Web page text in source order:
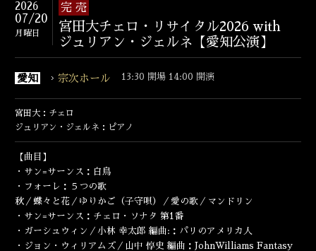
INFORMATION
BIOGRAPHY
DISCOGRAPHY
2026
07/20
月曜日
完 売
宮田大チェロ・リサイタル2026 with
ジュリアン・ジェルネ【愛知公演】
愛知 宗次ホール 13:30 開場 14:00 開演
宮田大：チェロ
ジュリアン・ジェルネ：ピアノ
【曲目】
・サン=サーンス：白鳥
・フォーレ：５つの歌
秋／蝶々と花／ゆりかご（子守唄）／愛の歌／マンドリン
・サン=サーンス：チェロ・ソナタ 第1番
・ガーシュウィン／小林 幸太郎 編曲:：パリのアメリカ人
・ジョン・ウィリアムズ／山中 惇史 編曲：JohnWilliams Fantasy